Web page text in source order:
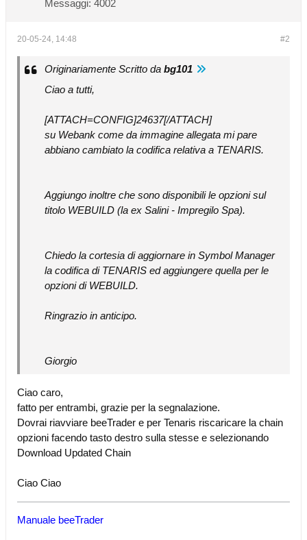
Messaggi: 4002
#2
20-05-24, 14:48
Originariamente Scritto da bg101
Ciao a tutti,
[ATTACH=CONFIG]24637[/ATTACH]
su Webank come da immagine allegata mi pare
abbiano cambiato la codifica relativa a TENARIS.
Aggiungo inoltre che sono disponibili le opzioni sul
titolo WEBUILD (la ex Salini - Impregilo Spa).
Chiedo la cortesia di aggiornare in Symbol Manager
la codifica di TENARIS ed aggiungere quella per le
opzioni di WEBUILD.
Ringrazio in anticipo.
Giorgio
Ciao caro,
fatto per entrambi, grazie per la segnalazione.
Dovrai riavviare beeTrader e per Tenaris riscaricare la chain
opzioni facendo tasto destro sulla stesse e selezionando
Download Updated Chain
Ciao Ciao
Manuale beeTrader